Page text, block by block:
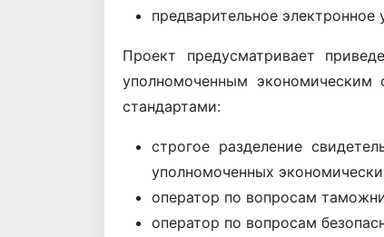
предварительное электронное
Проект предусматривает
уполномоченным
стандартами:
строгое разделение
уполномоченных
оператор по вопросам
оператор по вопросам